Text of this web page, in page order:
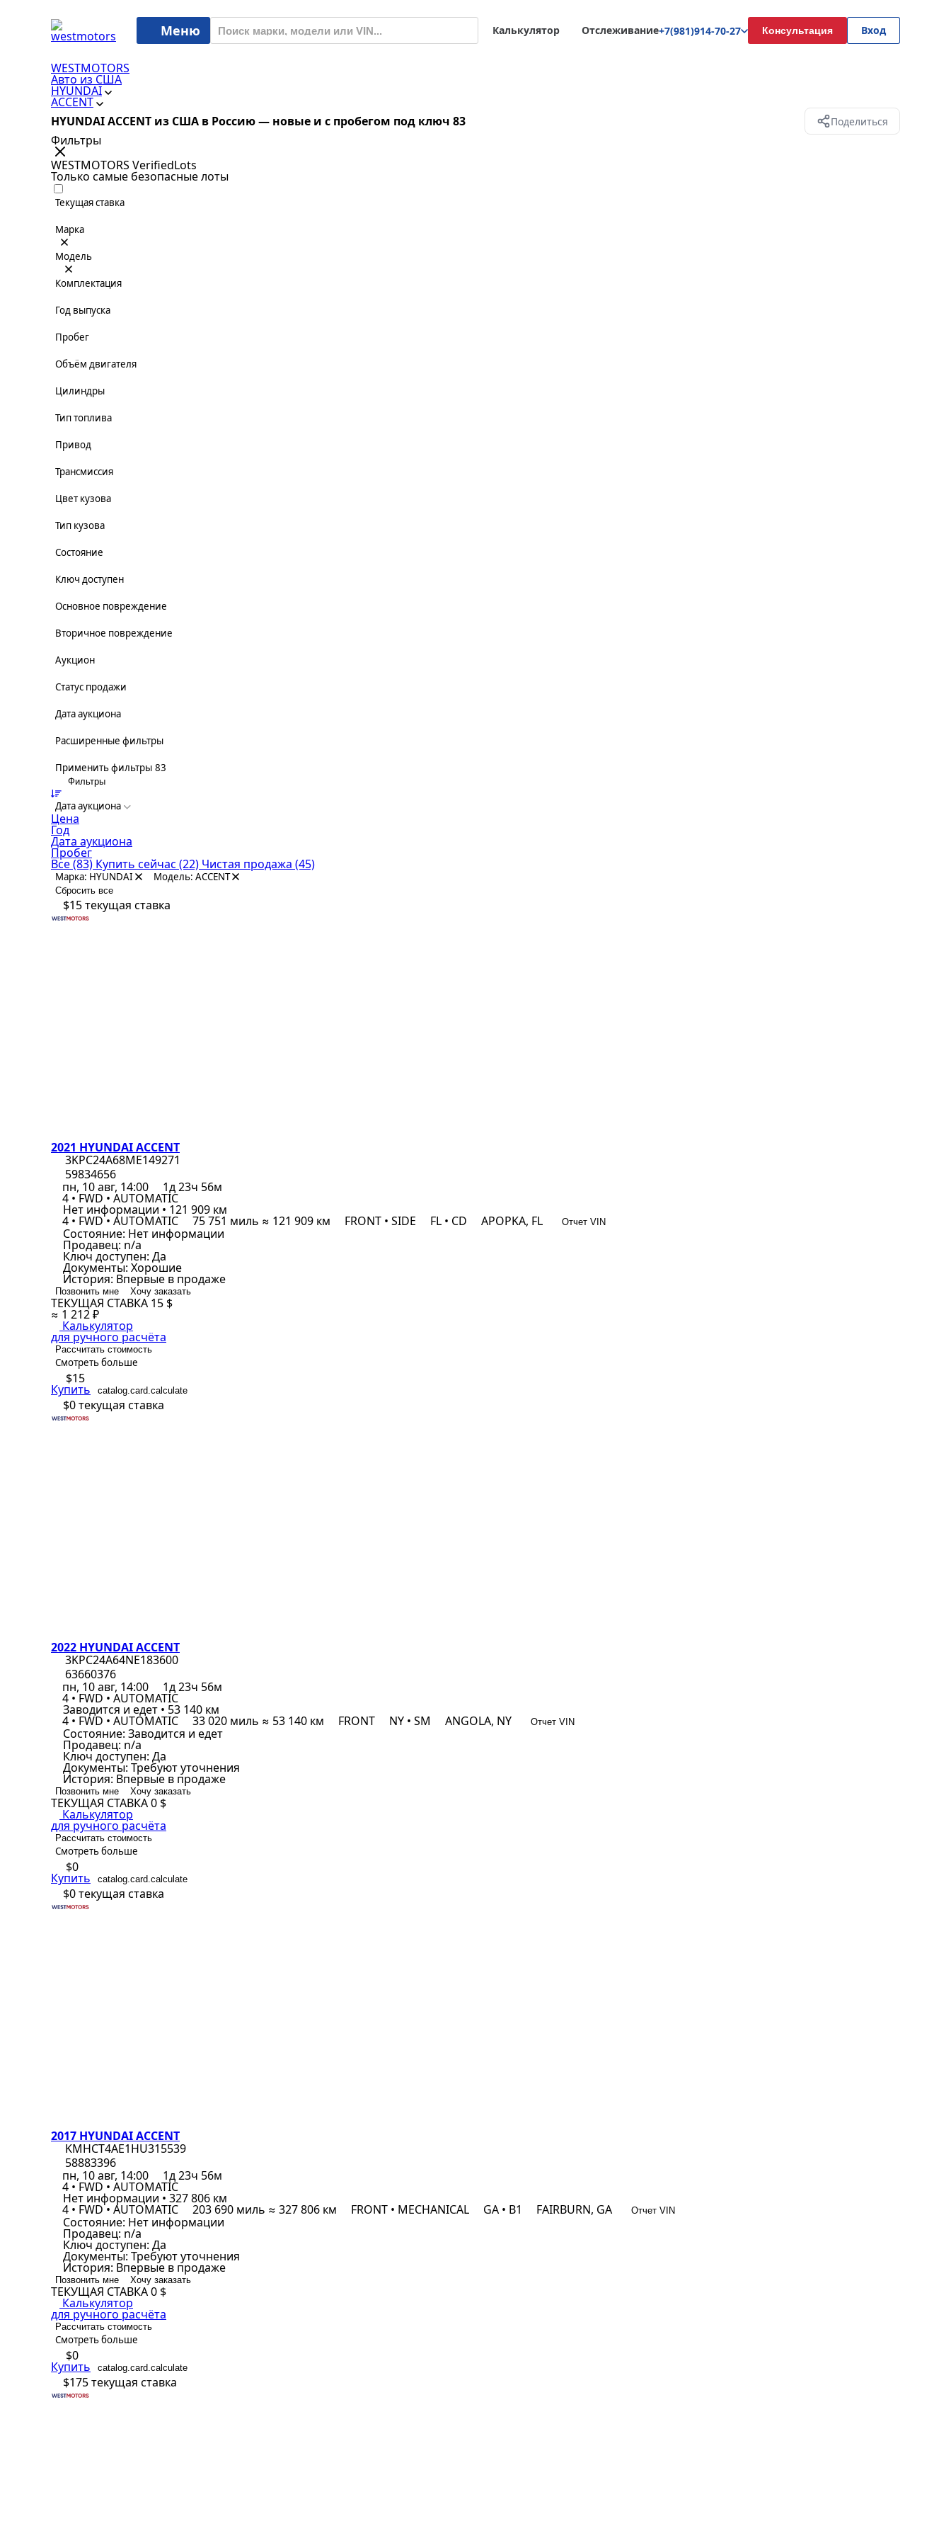
Меню Калькулятор Отслеживание+7(981)914-70-27 Консультация Вход
WESTMOTORS
Авто из США
HYUNDAI
ACCENT
HYUNDAI ACCENT из США в Россию — новые и с пробегом под ключ 83 Поделиться
Фильтры
WESTMOTORS VerifiedLots
Только самые безопасные лоты
Текущая ставка
Марка
Модель
Комплектация
Год выпуска
Пробег
Объём двигателя
Цилиндры
Тип топлива
Привод
Трансмиссия
Цвет кузова
Тип кузова
Состояние
Ключ доступен
Основное повреждение
Вторичное повреждение
Аукцион
Статус продажи
Дата аукциона
Расширенные фильтры
Применить фильтры 83
Фильтры
Дата аукциона
Цена
Год
Дата аукциона
Пробег
Все(83) Купить сейчас (22) Чистая продажа (45)
Марка: HYUNDAI Модель: ACCENT
Сбросить все
$15текущая ставка
2021 HYUNDAI ACCENT
3KPC24A68ME149271
59834656
пн, 10 авг, 14:00
1д 23ч 56м
4 • FWD • AUTOMATIC
Нет информации • 121 909 км
4 • FWD • AUTOMATIC 75 751 миль ≈ 121 909 км FRONT • SIDE FL • CD APOPKA, FL Отчет VIN
Состояние: Нет информации
Продавец: n/a
Ключ доступен: Да
Документы: Хорошие
История: Впервые в продаже
Позвонить мне Хочу заказать
ТЕКУЩАЯ СТАВКА 15 $
≈ 1 212 ₽
Калькулятор
для ручного расчёта
Рассчитать стоимость
Смотреть больше
$15
Купить catalog.card.calculate
$0текущая ставка
2022 HYUNDAI ACCENT
3KPC24A64NE183600
63660376
пн, 10 авг, 14:00
1д 23ч 56м
4 • FWD • AUTOMATIC
Заводится и едет • 53 140 км
4 • FWD • AUTOMATIC 33 020 миль ≈ 53 140 км FRONT NY • SM ANGOLA, NY Отчет VIN
Состояние: Заводится и едет
Продавец: n/a
Ключ доступен: Да
Документы: Требуют уточнения
История: Впервые в продаже
Позвонить мне Хочу заказать
ТЕКУЩАЯ СТАВКА0 $
Калькулятор
для ручного расчёта
Рассчитать стоимость
Смотреть больше
$0
Купить catalog.card.calculate
$0текущая ставка
2017 HYUNDAI ACCENT
KMHCT4AE1HU315539
58883396
пн, 10 авг, 14:00
1д 23ч 56м
4 • FWD • AUTOMATIC
Нет информации • 327 806 км
4 • FWD • AUTOMATIC 203 690 миль ≈ 327 806 км FRONT • MECHANICAL GA • B1 FAIRBURN, GA Отчет VIN
Состояние: Нет информации
Продавец: n/a
Ключ доступен: Да
Документы: Требуют уточнения
История: Впервые в продаже
Позвонить мне Хочу заказать
ТЕКУЩАЯ СТАВКА0 $
Калькулятор
для ручного расчёта
Рассчитать стоимость
Смотреть больше
$0
Купить catalog.card.calculate
$175текущая ставка